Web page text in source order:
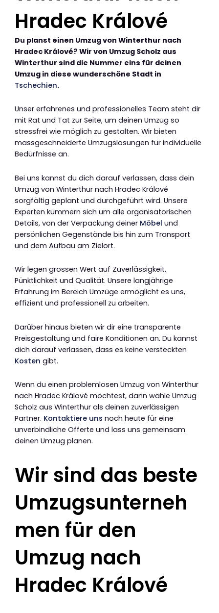
Hradec Králové
Du planst einen Umzug von Winterthur nach
Hradec Králové? Wir von Umzug Scholz aus
Winterthur sind die Nummer eins für deinen
Umzug in diese wunderschöne Stadt in
Tschechien.
Unser erfahrenes und professionelles Team steht dir
mit Rat und Tat zur Seite, um deinen Umzug so
stressfrei wie möglich zu gestalten. Wir bieten
massgeschneiderte Umzugslösungen für individuelle
Bedürfnisse an.
Bei uns kannst du dich darauf verlassen, dass dein
Umzug von Winterthur nach Hradec Králové
sorgfältig geplant und durchgeführt wird. Unsere
Experten kümmern sich um alle organisatorischen
Details, von der Verpackung deiner Möbel und
persönlichen Gegenstände bis hin zum Transport
und dem Aufbau am Zielort.
Wir legen grossen Wert auf Zuverlässigkeit,
Pünktlichkeit und Qualität. Unsere langjährige
Erfahrung im Bereich Umzüge ermöglicht es uns,
effizient und professionell zu arbeiten.
Darüber hinaus bieten wir dir eine transparente
Preisgestaltung und faire Konditionen an. Du kannst
dich darauf verlassen, dass es keine versteckten
Kosten gibt.
Wenn du einen problemlosen Umzug von Winterthur
nach Hradec Králové möchtest, dann wähle Umzug
Scholz aus Winterthur als deinen zuverlässigen
Partner. Kontaktiere uns noch heute für eine
unverbindliche Offerte und lass uns gemeinsam
deinen Umzug planen.
Wir sind das beste
Umzugsunterneh
men für den
Umzug nach
Hradec Králové